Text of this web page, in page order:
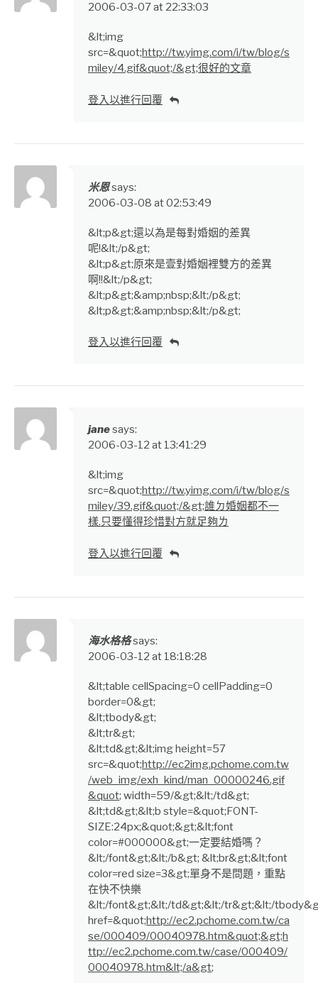
2006-03-07 at 22:33:03
&lt;img
src=&quot;http://tw.yimg.com/i/tw/blog/s
miley/4.gif&quot;/&gt;很好的文章
登入以進行回覆
米恩says:
2006-03-08 at 02:53:49
&lt;p&gt;還以為是每對婚姻的差異
呢!&lt;/p&gt;
&lt;p&gt;原來是壹對婚姻裡雙方的差異
啊!!&lt;/p&gt;
&lt;p&gt;&amp;nbsp;&lt;/p&gt;
&lt;p&gt;&amp;nbsp;&lt;/p&gt;
登入以進行回覆
janesays:
2006-03-12 at 13:41:29
&lt;img
src=&quot;http://tw.yimg.com/i/tw/blog/s
miley/39.gif&quot;/&gt;誰ㄉ婚姻都不一
樣.只要懂得珍惜對方就足夠ㄌ
登入以進行回覆
海水格格says:
2006-03-12 at 18:18:28
&lt;table cellSpacing=0 cellPadding=0
border=0&gt;
&lt;tbody&gt;
&lt;tr&gt;
&lt;td&gt;&lt;img height=57
src=&quot;http://ec2img.pchome.com.tw
/web_img/exh_kind/man_00000246.gif
&quot; width=59/&gt;&lt;/td&gt;
&lt;td&gt;&lt;b style=&quot;FONT-
SIZE:24px;&quot;&gt;&lt;font
color=#000000&gt;一定要結婚嗎？
&lt;/font&gt;&lt;/b&gt; &lt;br&gt;&lt;font
color=red size=3&gt;單身不是問題，重點
在快不快樂
&lt;/font&gt;&lt;/td&gt;&lt;/tr&gt;&lt;/
href=&quot;http://ec2.pchome.com.tw/ca
se/000409/00040978.htm&quot;&gt;h
ttp://ec2.pchome.com.tw/case/000409/
00040978.htm&lt;/a&gt;